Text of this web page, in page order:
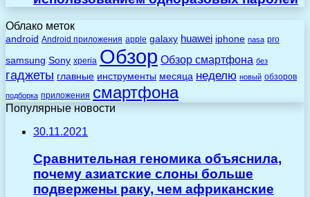
Облако меток
android Android приложения apple galaxy huawei iphone nasa pro
samsung Sony xperia Обзор Обзор смартфона без
гаджеты главные инструменты месяца неделю новый обзоров
подборка приложения смартфона
Популярные новости
30.11.2021
Сравнительная геномика объяснила,
почему азиатские слоны больше
подвержены раку, чем африканские